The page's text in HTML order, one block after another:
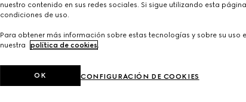
nuestro contenido en sus redes sociales. Si sigue utilizando esta
condiciones de uso.
Para obtener más información sobre estas tecnologías y sobre su uso
nuestra
política de cookies.
CONFIGURACIÓN DE COOKIES
OK